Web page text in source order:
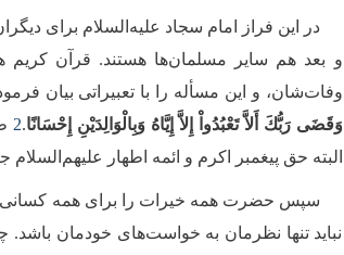
در این فراز امام سجاد علیه‌السلام برای
و بعد هم سایر مسلمان‌ها هستند. قرآن کریم
وفات‌شان، و این مسأله را با تعبیراتی بیان
وَقَضَى رَبُّكَ أَلاَّ تَعْبُدُواْ إِلاَّ إِیَّاهُ وَبِالْوَالِدَیْنِ إِحْسَانًا.
2
البته حق پیغمبر اکرم و ائمه اطهار
سپس حضرت همه خیرات را برای همه کسانی
نباید تنها نظرمان به خواست‌های خودمان